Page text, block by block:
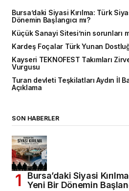
Bursa’daki Siyasi Kırılma: Türk
Dönemin Başlangıcı mı?
Küçük Sanayi Sitesi’nin sorunları
Kardeş Foçalar Türk Yunan
Kayseri TEKNOFEST Takımları
Vurgusu
Turan devleti Teşkilatları Aydın İl
Açıklama
SON HABERLER
Bursa’daki Siyasi
Yeni Bir Dönemin